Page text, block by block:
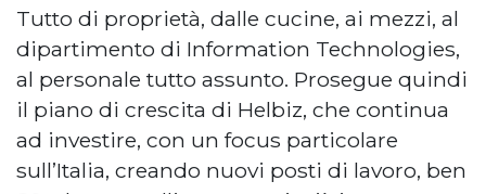
Tutto di proprietà, dalle cucine, ai mezzi, al
dipartimento di Information Technologies,
al personale tutto assunto. Prosegue quindi
il piano di crescita di Helbiz, che continua
ad investire, con un focus particolare
sull’Italia, creando nuovi posti di lavoro, ben